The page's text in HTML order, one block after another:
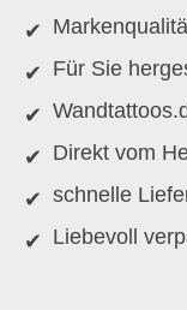
Für Sie
Direkt vom
schnelle
Liebevoll